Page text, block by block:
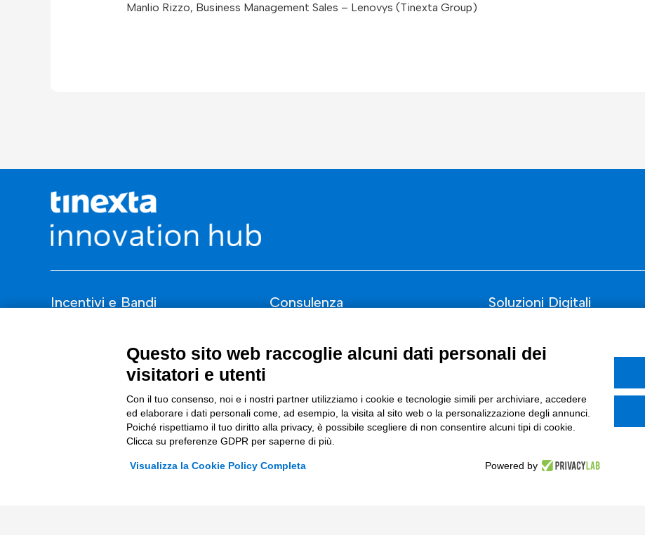
Manlio Rizzo, Business Management Sales – Lenovys (Tinexta Group)
Incentivi e Bandi Consulenza
Finanza
Innovazione di prodotto e processo
Digital Marketing
Data & BI
Soluzioni Digitali
Supply Chain
Soluzioni AI
Compliance
Questo sito web raccoglie alcuni dati personali dei
visitatori e utenti
Con il tuo consenso, noi e i nostri partner utilizziamo i cookie e tecnologie simili per archiviare, accedere
ed elaborare i dati personali come, ad esempio, la visita al sito web o la personalizzazione degli annunci.
Poiché rispettiamo il tuo diritto alla privacy, è possibile scegliere di non consentire alcuni tipi di cookie.
Clicca su preferenze GDPR per saperne di più.
Visualizza la Cookie Policy Completa Powered by